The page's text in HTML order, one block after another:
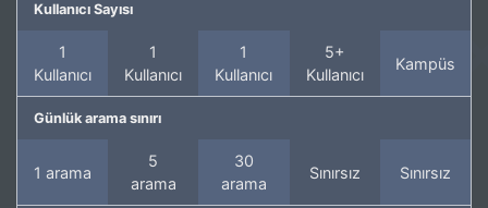
Kullanıcı Sayısı
1
Kullanıcı
1
Kullanıcı
1
Kullanıcı
5+
Kullanıcı
Kampüs
Günlük arama sınırı
1 arama
5
arama
30
arama
Sınırsız Sınırsız